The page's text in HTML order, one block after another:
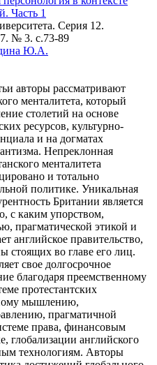
Часть 1
Серия 12.
№ 3. c.73-89
Ю.А.
авторы рассматривают
менталитета, который
столетий на основе
ресурсов, культурно-
и на догматах
Непреклонная
менталитета
и тотально
политике. Уникальная
Британии является
с каким упорством,
прагматической этикой и
английское правительство,
стоящих во главе его лиц.
свое долгосрочное
благодаря преемственному
протестантских
мышлению,
прагматичной
права, финансовым
глобализации английского
технологиям. Авторы